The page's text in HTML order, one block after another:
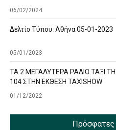
06/02/2024
Δελτίο Τύπου: Αθήνα 05-01-2023
05/01/2023
ΤΑ 2 ΜΕΓΑΛΥΤΕΡΑ ΡΑΔΙΟ ΤΑΞΙ
104 ΣΤΗΝ ΕΚΘΕΣΗ TAXISHOW
01/12/2022
Πρόσφατες